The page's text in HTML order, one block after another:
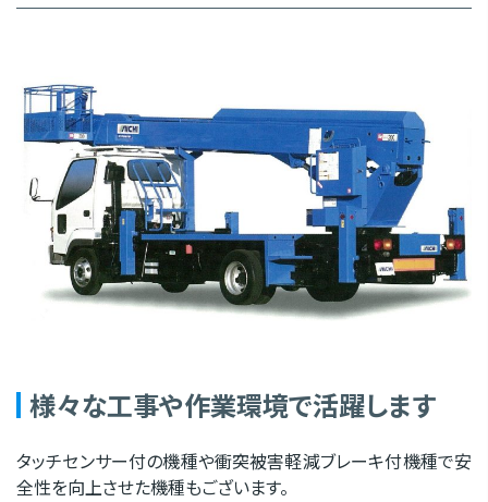
様々な工事や作業環境で活躍します
タッチセンサー付の機種や衝突被害軽減ブレーキ付機種で安
全性を向上させた機種もございます。